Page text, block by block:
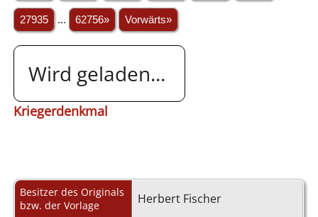
27935 ... 62756» Vorwärts»
Wird geladen...
Kriegerdenkmal
Besitzer des Originals
bzw. der Vorlage
Herbert Fischer